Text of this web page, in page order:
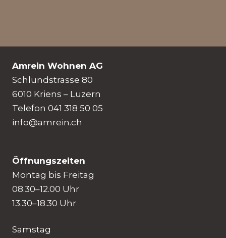
Amrein Wohnen AG
Schlundstrasse 80
6010 Kriens – Luzern
Telefon 041 318 50 05
info@amrein.ch
Öffnungszeiten
Montag bis Freitag
08.30–12.00 Uhr
13.30–18.30 Uhr
Samstag